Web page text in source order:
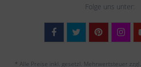
Folge uns unter:
* Alle Preise inkl. gesetzl. Mehrwertsteuer zzgl.